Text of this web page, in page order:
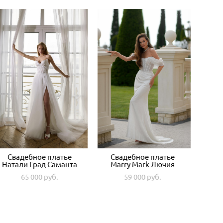
Свадебное платье
Натали Град Саманта
65 000 pуб.
Свадебное платье
Marry Mark Лючия
59 000 pуб.